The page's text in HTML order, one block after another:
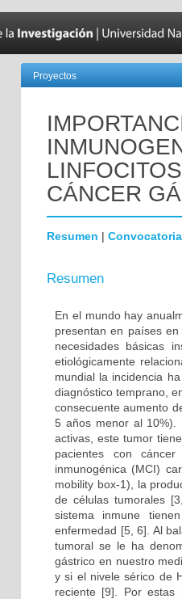
Proyectos
CÁNCER
Resumen | Convocatoria
Resumen
En el mundo hay
presentan en países
necesidades básicas
etiológicamente
mundial la incidencia
diagnóstico temprano,
consecuente aumento
5 años menor al 10%).
activas, este tumor
pacientes con
inmunogénica (MCI)
mobility box-1), la
de células tumorales
sistema inmune
enfermedad [5, 6]. Al
tumoral se le ha
gástrico en nuestro
y si el nivele sérico de
reciente [9]. Por estas